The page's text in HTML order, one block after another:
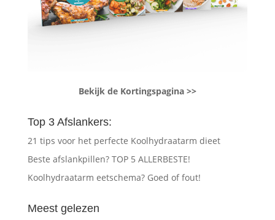
Bekijk de Kortingspagina >>
Top 3 Afslankers:
21 tips voor het perfecte Koolhydraatarm dieet
Beste afslankpillen? TOP 5 ALLERBESTE!
Koolhydraatarm eetschema? Goed of fout!
Meest gelezen